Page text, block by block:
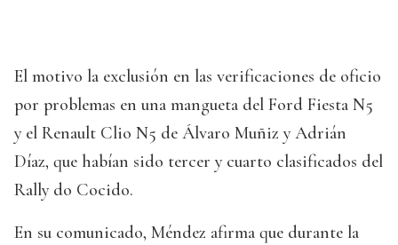
El motivo la exclusión en las verificaciones de oficio
por problemas en una mangueta del Ford Fiesta N5
y el Renault Clio N5 de Álvaro Muñiz y Adrián
Díaz, que habían sido tercer y cuarto clasificados del
Rally do Cocido.
En su comunicado, Méndez afirma que durante la